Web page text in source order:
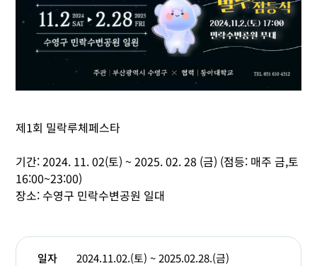
제1회 밀락루체페스타
기간: 2024. 11. 02(토) ~ 2025. 02. 28 (금) (점등: 매주 금,토
16:00~23:00)
장소: 수영구 민락수변공원 일대
일자
2024.11.02.(토) ~ 2025.02.28.(금)